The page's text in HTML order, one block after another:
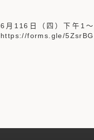
6月116日（四）下午1
https://forms.gle/